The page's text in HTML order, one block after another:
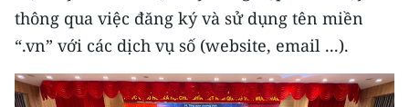
Media Xã hội
Media Pháp luật
Media Du lịch
thông qua việc đăng ký và sử dụng tên miền
“.vn” với các dịch vụ số (website, email ...).